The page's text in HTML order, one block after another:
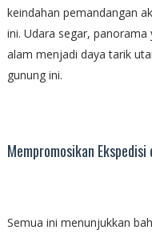
keindahan pemandangan
ini. Udara segar,
alam menjadi daya tarik
gunung ini.
Mempromosikan
Semua ini menunjukkan